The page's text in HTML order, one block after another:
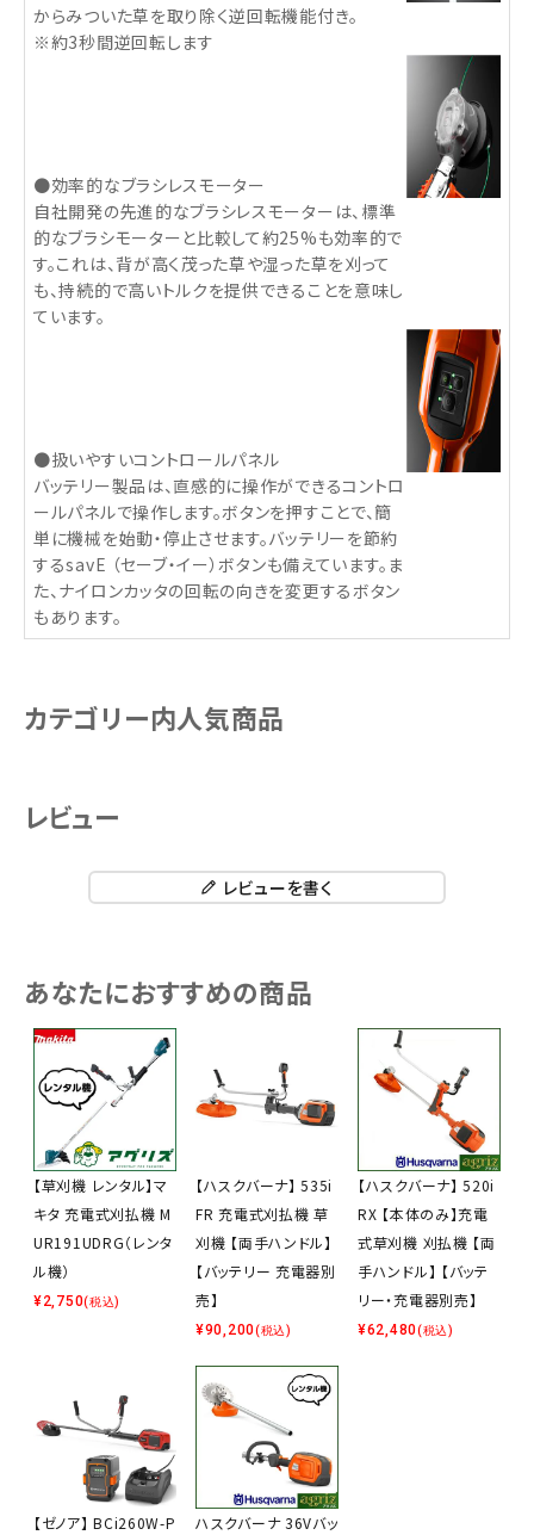
からみついた草を取り除く逆回転機能付き。
※約3秒間逆回転します
●効率的なブラシレスモーター
自社開発の先進的なブラシレスモーターは、標準
的なブラシモーターと比較して約25%も効率的で
す。これは、背が高く茂った草や湿った草を刈って
も、持続的で高いトルクを提供できることを意味し
ています。
●扱いやすいコントロールパネル
バッテリー製品は、直感的に操作ができるコントロ
ールパネルで操作します。ボタンを押すことで、簡
単に機械を始動・停止させます。バッテリーを節約
するsavE （セーブ・イー）ボタンも備えています。ま
た、ナイロンカッタの回転の向きを変更するボタン
もあります。
カテゴリー内人気商品
レビュー
レビューを書く
あなたにおすすめの商品
【草刈機 レンタル】マ
キタ 充電式刈払機 M
UR191UDRG（レンタ
ル機）
¥2,750(税込)
【ハスクバーナ】 535i
FR 充電式刈払機 草
刈機 【両手ハンドル】
【バッテリー 充電器別
売】
¥90,200(税込)
【ハスクバーナ】 520i
RX 【本体のみ】充電
式草刈機 刈払機 【両
手ハンドル】 【バッテ
リー・充電器別売】
¥62,480(税込)
【ゼノア】 BCi260W-P
ハスクバーナ 36Vバッ